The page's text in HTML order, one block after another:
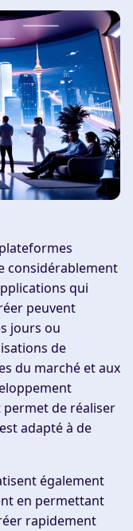
considérablement
qui
peuvent
jours ou
de
du marché et aux
de réaliser
adapté à de
également
en permettant
rapidement